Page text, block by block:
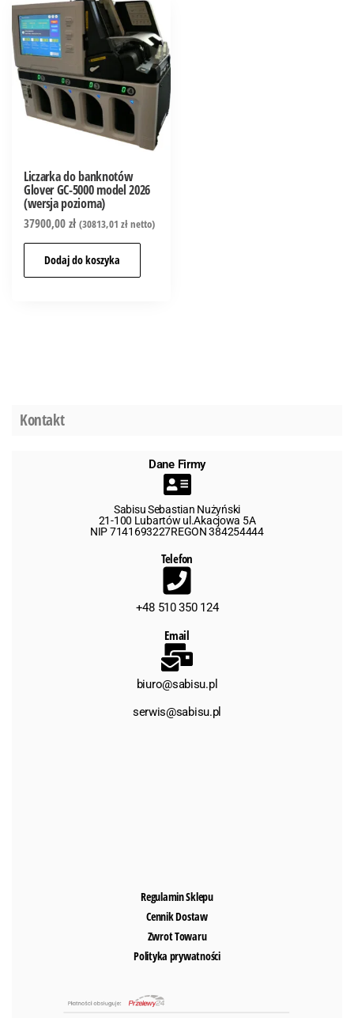
Liczarka do banknotów
Glover GC-5000 model 2026
(wersja pozioma)
37900,00zł (30813,01 złnetto)
Dodaj do koszyka
Kontakt
Dane Firmy
Sabisu Sebastian Nużyński
21-100 Lubartów ul.Akacjowa 5A
NIP 7141693227REGON 384254444
Telefon
+48 510 350 124
Email
biuro@sabisu.pl
serwis@sabisu.pl
Regulamin Sklepu
Cennik Dostaw
Zwrot Towaru
Polityka prywatności